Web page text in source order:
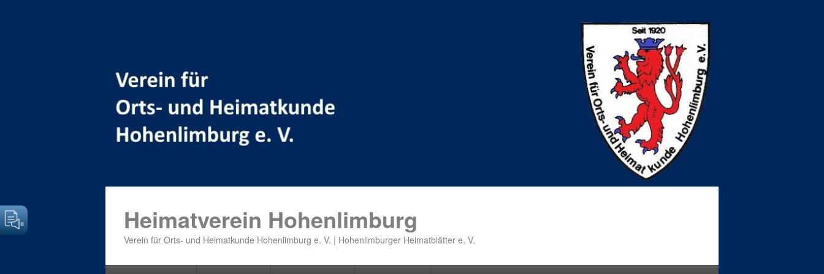
Heimatverein Hohenlimburg
Verein für Orts- und Heimatkunde Hohenlimburg e. V. | Hohenlimburger Heimatblätter e. V.